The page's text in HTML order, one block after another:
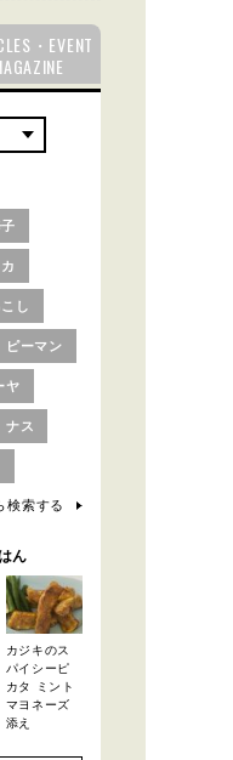
・EVENT
し
ピーマン
ヤ
ナス
検索する
ん
カジキのス
パイシーピ
カタ ミント
マヨネーズ
添え